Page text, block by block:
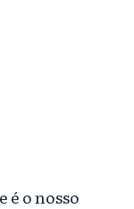
é o nosso